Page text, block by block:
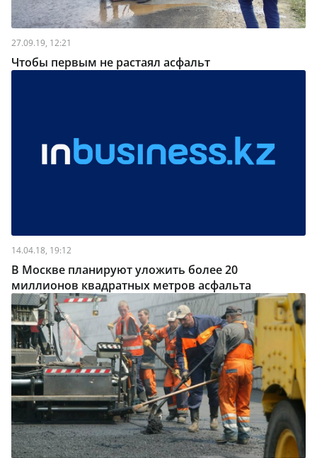
27.09.19, 12:21
Чтобы первым не растаял асфальт
14.04.18, 19:12
В Москве планируют уложить более 20
миллионов квадратных метров асфальта